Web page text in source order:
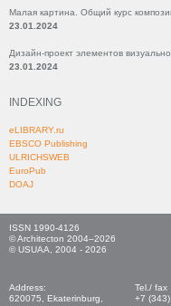
Малая картина. Общий курс
23.01.2024
Дизайн-проект элементов
23.01.2024
INDEXING
eLIBRARY.ru
EBSCO Publishing
ULRICHSWEB
EuroPub
DOAJ
ISSN 1990-4126
© Architecton 2004–2026
© USUAA, 2004 - 2026
Address:
620075, Ekaterinburg,
Tel./ fax
+7